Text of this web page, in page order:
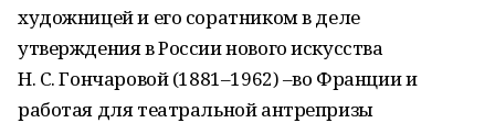
художницей и его соратником в деле
утверждения в России нового искусства
Н. С. Гончаровой (1881–1962) –во Франции и
работая для театральной антрепризы